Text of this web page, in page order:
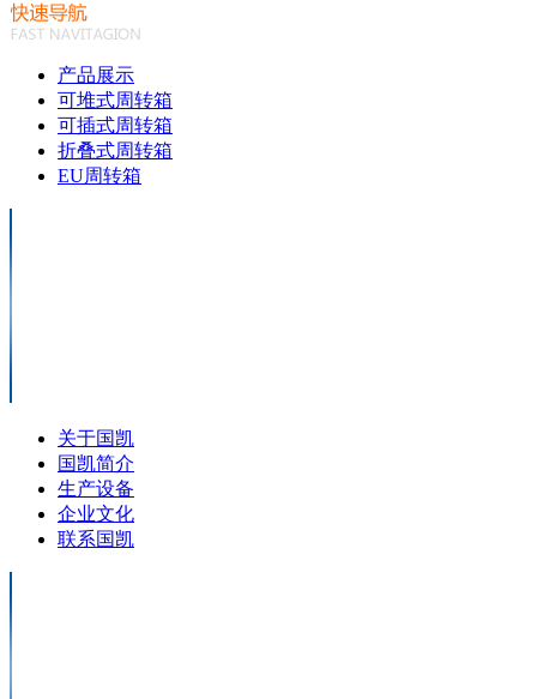
产品展示
可堆式周转箱
可插式周转箱
折叠式周转箱
EU周转箱
关于国凯
国凯简介
生产设备
企业文化
联系国凯